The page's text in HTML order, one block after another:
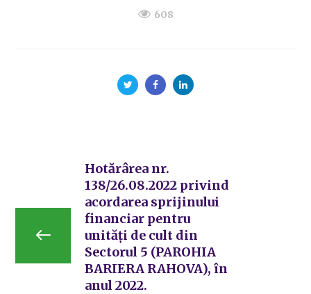
608
Hotărârea nr.
138/26.08.2022 privind
acordarea sprijinului
financiar pentru
unități de cult din
Sectorul 5 (PAROHIA
BARIERA RAHOVA), în
anul 2022.